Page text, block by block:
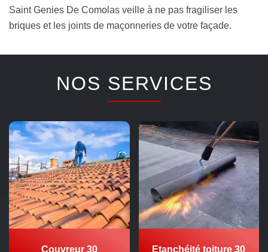
Saint Genies De Comolas veille à ne pas fragiliser les
briques et les joints de maçonneries de votre façade.
NOS SERVICES
Couvreur 30 Etanchéité toiture 30